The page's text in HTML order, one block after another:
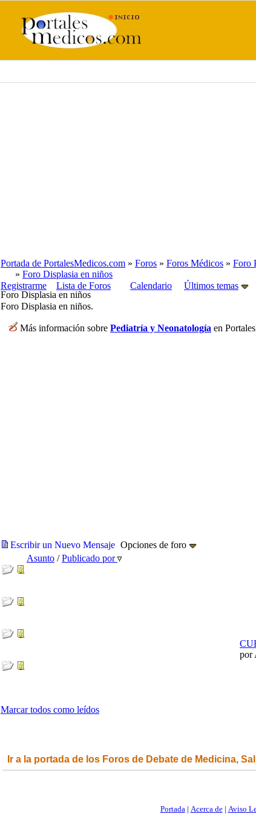
Portada de PortalesMedicos.com » Foros » Foros Médicos » Foro
» Foro Displasia en niños
Registrarme
Lista de Foros Calendario Últimos temas
Foro Displasia en niños
Foro Displasia en niños.
Más información sobre Pediatría y Neonatología en
Escribir un Nuevo Mensaje Opciones de foro
Asunto /Publicado por
por
Marcar todos como leídos
Ir a la portada de los Foros de Debate de Medicina,
Portada | Acerca de| Aviso